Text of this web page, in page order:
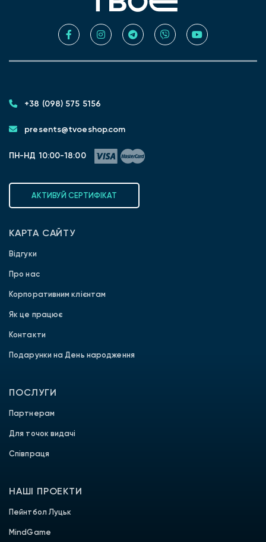
+38 (098) 575 5156
presents@tvoeshop.com
ПН-НД 10:00-18:00
АКТИВУЙ СЕРТИФІКАТ
КАРТА САЙТУ
Відгуки
Про нас
Корпоративним клієнтам
Як це працює
Контакти
Подарунки на День народження
ПОСЛУГИ
Партнерам
Для точок видачі
Співпраця
НАШІ ПРОЕКТИ
Пейнтбол Луцьк
MindGame